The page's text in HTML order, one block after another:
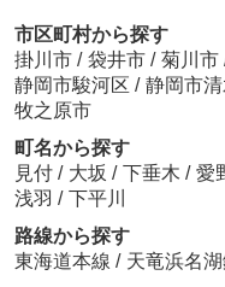
市区町村から探す
掛川市 / 袋井市 / 菊川市
静岡市駿河区 / 静岡市
牧之原市
町名から探す
見付 / 大坂 / 下垂木 / 愛
浅羽 / 下平川
路線から探す
東海道本線 / 天竜浜名